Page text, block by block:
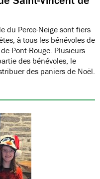
du Perce-Neige sont fiers
à tous les bénévoles de
Pont-Rouge. Plusieurs
des bénévoles, le
des paniers de Noël.